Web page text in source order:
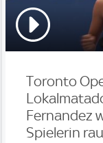
Toronto
Fernandez
Spielerin